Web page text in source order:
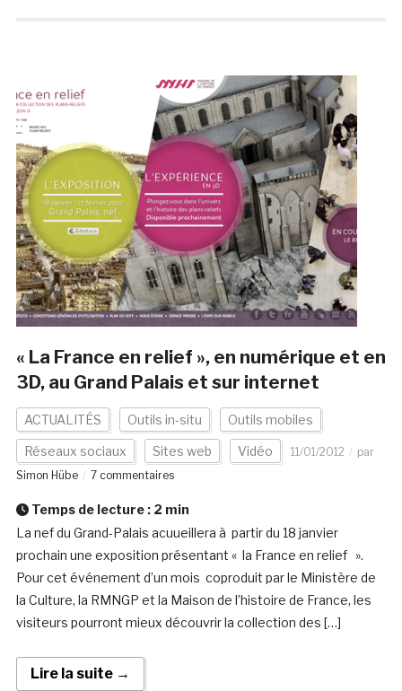
« La France en relief », en numérique et en
3D, au Grand Palais et sur internet
ACTUALITÉS Outils in-situ Outils mobiles
Réseaux sociaux Sites web Vidéo 11/01/2012
par
Simon Hübe
7 commentaires
Temps de lecture : 2 min
La nef du Grand-Palais acuueillera à partir du 18 janvier
prochain une exposition présentant « la France en relief ».
Pour cet événement d’un mois coproduit par le Ministère de
la Culture, la RMNGP et la Maison de l’histoire de France, les
visiteurs pourront mieux découvrir la collection des […]
Lire la suite →